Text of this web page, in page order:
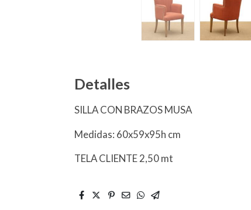
Detalles
SILLA CON BRAZOS MUSA
Medidas: 60x59x95h cm
TELA CLIENTE 2,50 mt